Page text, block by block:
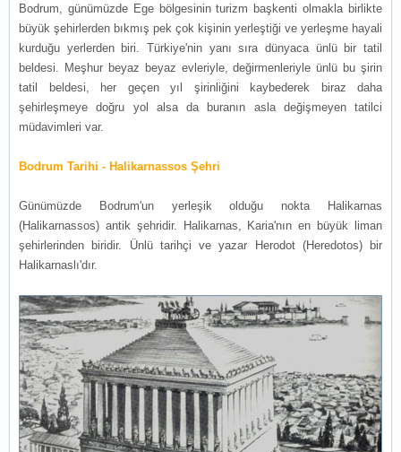
Bodrum, günümüzde Ege bölgesinin turizm başkenti olmakla birlikte
büyük şehirlerden bıkmış pek çok kişinin yerleştiği ve yerleşme hayali
kurduğu yerlerden biri. Türkiye'nin yanı sıra dünyaca ünlü bir tatil
beldesi. Meşhur beyaz beyaz evleriyle, değirmenleriyle ünlü bu şirin
tatil beldesi, her geçen yıl şirinliğini kaybederek biraz daha
şehirleşmeye doğru yol alsa da buranın asla değişmeyen tatilci
müdavimleri var.
Bodrum Tarihi - Halikarnassos Şehri
Günümüzde Bodrum'un yerleşik olduğu nokta Halikarnas
(Halikarnassos) antik şehridir. Halikarnas, Karia'nın en büyük liman
şehirlerinden biridir. Ünlü tarihçi ve yazar Herodot (Heredotos) bir
Halikarnaslı'dır.